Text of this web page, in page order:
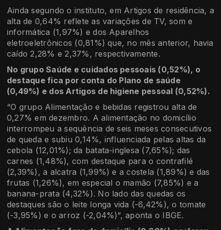
Ainda segundo o instituto, em Artigos de residência, a
alta de 0,64% reflete as variações de TV, som e
informática (1,97%) e dos Aparelhos
eletroeletrônicos (0,81%) que, no mês anterior, havia
caído 2,28% e 2,37%, respectivamente.
No grupo Saúde e cuidados pessoais (0,52%), o
destaque fica por conta do Plano de saúde
(0,49%) e dos Artigos de higiene pessoal (0,52%).
“O grupo Alimentação e bebidas registrou alta de
0,27% em dezembro. A alimentação no domicílio
interrompeu a sequência de seis meses consecutivos
de queda e subiu 0,14%, influenciada pelas altas da
cebola (12,01%); da batata-inglesa (7,65%); das
carnes (1,48%), com destaque para o contrafilé
(2,39%), a alcatra (1,99%) e a costela (1,89%) e das
frutas (1,26%), em especial o mamão (7,85%) e a
banana-prata (4,32%). No lado das quedas os
destaques são o leite longa vida (-6,42%), o tomate
(-3,95%) e o arroz (-2,04%)”, aponta o IBGE.